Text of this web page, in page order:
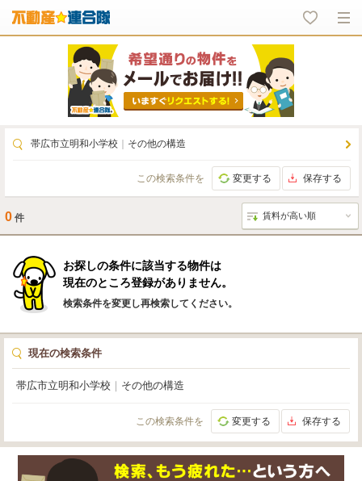
帯広市立明和小学校 その他の構造
この検索条件を 変更する 保存する
0 件
お探しの条件に該当する物件は
現在のところ登録がありません。
検索条件を変更し再検索してください。
現在の検索条件
帯広市立明和小学校 その他の構造
この検索条件を 変更する 保存する